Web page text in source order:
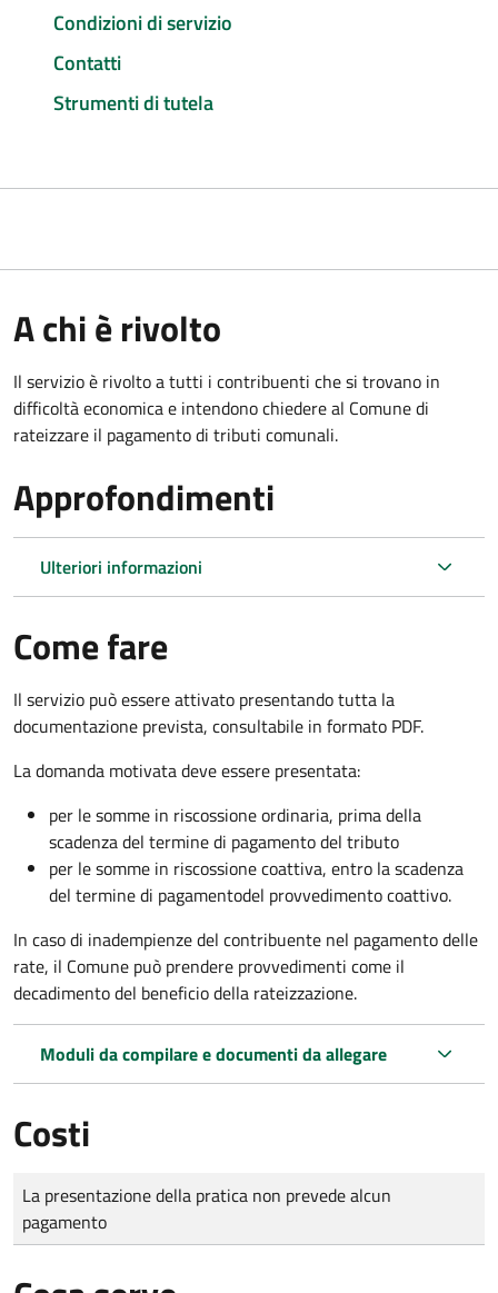
Condizioni di servizio
Contatti
Strumenti di tutela
A chi è rivolto
Il servizio è rivolto a tutti i contribuenti che si trovano in
difficoltà economica e intendono chiedere al Comune di
rateizzare il pagamento di tributi comunali.
Approfondimenti
Ulteriori informazioni
Come fare
Il servizio può essere attivato presentando tutta la
documentazione prevista, consultabile in formato PDF.
La domanda motivata deve essere presentata:
per le somme in riscossione ordinaria, prima della
scadenza del termine di pagamento del tributo
per le somme in riscossione coattiva, entro la scadenza
del termine di pagamentodel provvedimento coattivo.
In caso di inadempienze del contribuente nel pagamento delle
rate, il Comune può prendere provvedimenti come il
decadimentodel beneficio della rateizzazione.
Moduli da compilare e documenti da allegare
Costi
Tipo di pagamento
Importo
La presentazione della pratica non prevede alcun
pagamento